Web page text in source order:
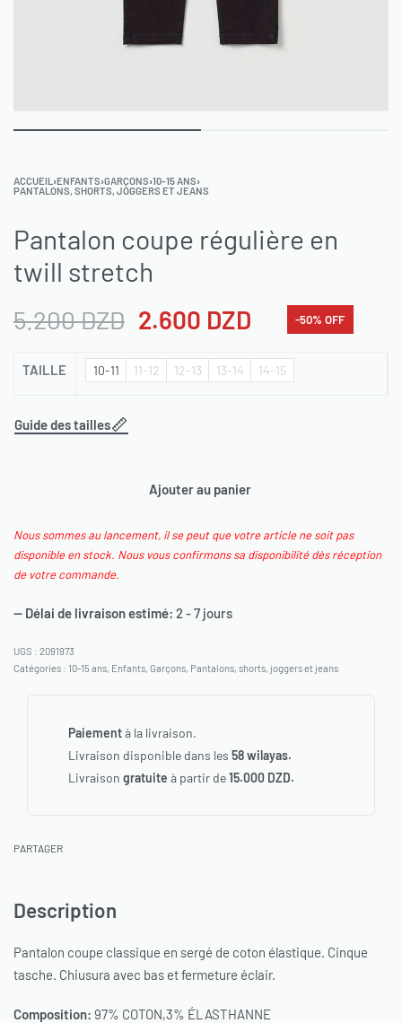
ACCUEIL ›ENFANTS›GARÇONS›10-15 ANS›
PANTALONS, SHORTS, JOGGERS ET JEANS
Pantalon coupe régulière en
twill stretch
5.200DZD 2.600 DZD -50% OFF
TAILLE 10-11 11-12 12-13 13-14 14-15
Guide des tailles
Ajouter au panier
Nous sommes au lancement, il se peut que votre article ne soit pas
disponible en stock. Nous vous confirmons sa disponibilité dès réception
de votre commande.
— Délai de livraison estimé: 2 - 7 jours
2091973
Catégories : 10-15 ans, Enfants, Garçons, Pantalons, shorts, joggers et jeans
Paiementà la livraison.
Livraison disponible dans les 58 wilayas.
Livraison gratuite à partir de15.000 DZD.
PARTAGER
Description
Pantalon coupe classique en sergé de coton élastique. Cinque
tasche. Chiusura avec bas et fermeture éclair.
Composition: 97% COTON,3% ÉLASTHANNE